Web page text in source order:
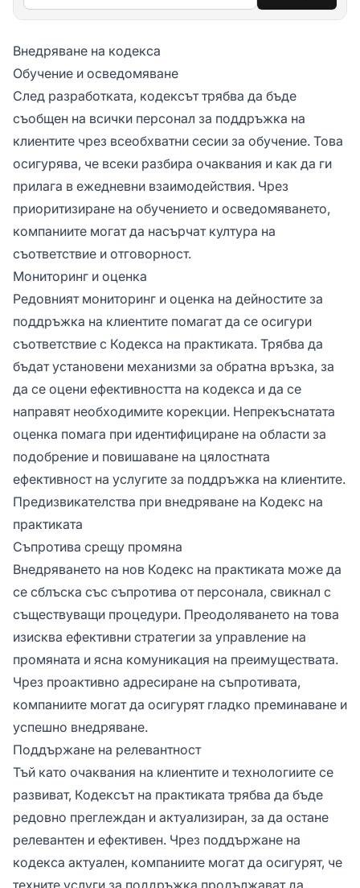
Внедряване на кодекса
Обучение и осведомяване
След разработката, кодексът трябва да бъде
съобщен на всички персонал за поддръжка на
клиентите чрез всеобхватни сесии за обучение. Това
осигурява, че всеки разбира очаквания и как да ги
прилага в ежедневни взаимодействия. Чрез
приоритизиране на обучението и осведомяването,
компаниите могат да насърчат култура на
съответствие и отговорност.
Мониторинг и оценка
Редовният мониторинг и оценка на дейностите за
поддръжка на клиентите помагат да се осигури
съответствие с Кодекса на практиката. Трябва да
бъдат установени механизми за обратна връзка, за
да се оцени ефективността на кодекса и да се
направят необходимите корекции. Непрекъснатата
оценка помага при идентифициране на области за
подобрение и повишаване на цялостната
ефективност на услугите за поддръжка на клиентите.
Предизвикателства при внедряване на Кодекс на
практиката
Съпротива срещу промяна
Внедряването на нов Кодекс на практиката може да
се сблъска със съпротива от персонала, свикнал с
съществуващи процедури. Преодоляването на това
изисква ефективни стратегии за управление на
промяната и ясна комуникация на преимуществата.
Чрез проактивно адресиране на съпротивата,
компаниите могат да осигурят гладко преминаване и
успешно внедряване.
Поддържане на релевантност
Тъй като очаквания на клиентите и технологиите се
развиват, Кодексът на практиката трябва да бъде
редовно преглеждан и актуализиран, за да остане
релевантен и ефективен. Чрез поддържане на
кодекса актуален, компаниите могат да осигурят, че
техните услуги за поддръжка продължават да